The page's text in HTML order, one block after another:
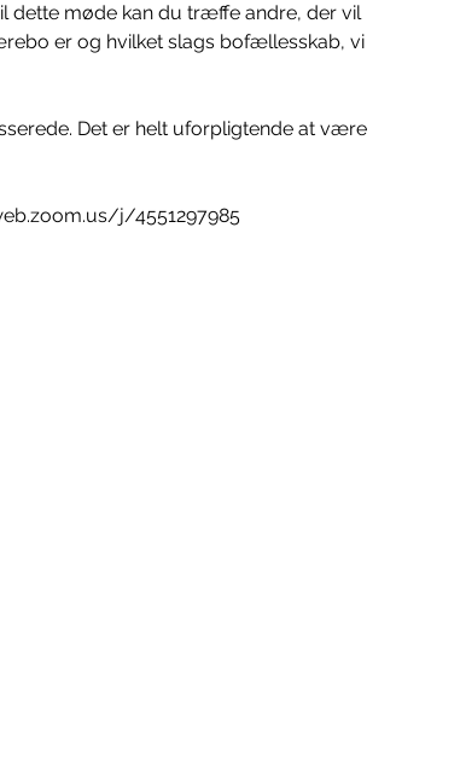
dette møde kan du træffe andre, der vil
er og hvilket slags bofællesskab, vi
Det er helt uforpligtende at være
j/4551297985